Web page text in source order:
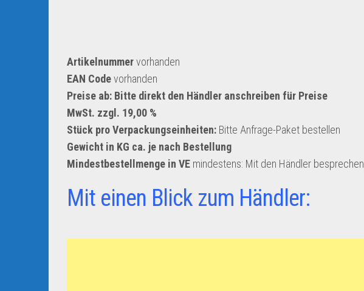
Artikelnummervorhanden
EAN Codevorhanden
Preise ab: Bitte direkt den Händler anschreiben für Preise
MwSt. zzgl. 19,00 %
Stück pro Verpackungseinheiten: Bitte Anfrage-Paket bestellen
Gewicht in KG ca. je nach Bestellung
Mindestbestellmenge in VE mindestens: Mit den Händler besprechen
Mit einen Blick zum Händler: